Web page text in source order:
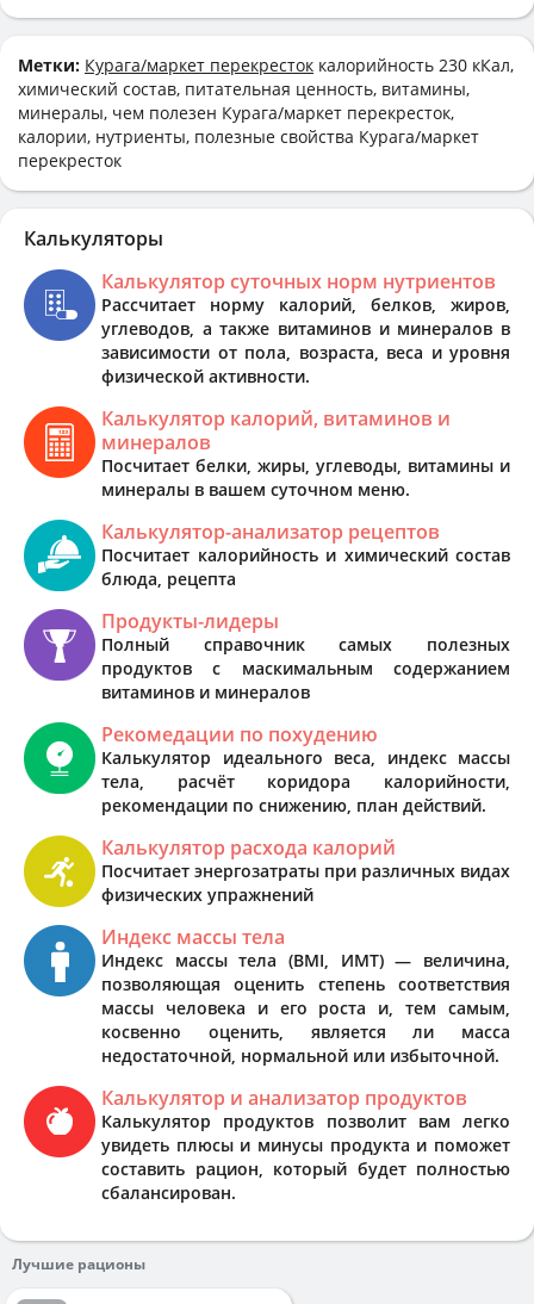
Метки: Курага/маркет перекресток калорийность 230 кКал,
химический состав, питательная ценность, витамины,
минералы, чем полезен Курага/маркет перекресток,
калории, нутриенты, полезные свойства Курага/маркет
перекресток
Калькуляторы
Калькулятор суточных норм нутриентов
Рассчитает норму калорий, белков, жиров,
углеводов, а также витаминов и минералов в
зависимости от пола, возраста, веса и уровня
физической активности.
Калькулятор калорий, витаминов и
минералов
Посчитает белки, жиры, углеводы, витамины и
минералы в вашем суточном меню.
Калькулятор-анализатор рецептов
Посчитает калорийность и химический состав
блюда, рецепта
Продукты-лидеры
Полный справочник самых полезных
продуктов с маскимальным содержанием
витаминов и минералов
Рекомедации по похудению
Калькулятор идеального веса, индекс массы
тела, расчёт коридора калорийности,
рекомендации по снижению, план действий.
Калькулятор расхода калорий
Посчитает энергозатраты при различных видах
физических упражнений
Индекс массы тела
Индекс массы тела (BMI, ИМТ) — величина,
позволяющая оценить степень соответствия
массы человека и его роста и, тем самым,
косвенно оценить, является ли масса
недостаточной, нормальной или избыточной.
Калькулятор и анализатор продуктов
Калькулятор продуктов позволит вам легко
увидеть плюсы и минусы продукта и поможет
составить рацион, который будет полностью
сбалансирован.
Лучшие рационы